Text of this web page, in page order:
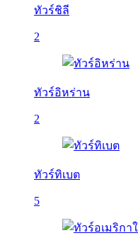
ทัวร์ชิลี
2
ทัวร์อิหร่าน
2
ทัวร์ทิเบต
5